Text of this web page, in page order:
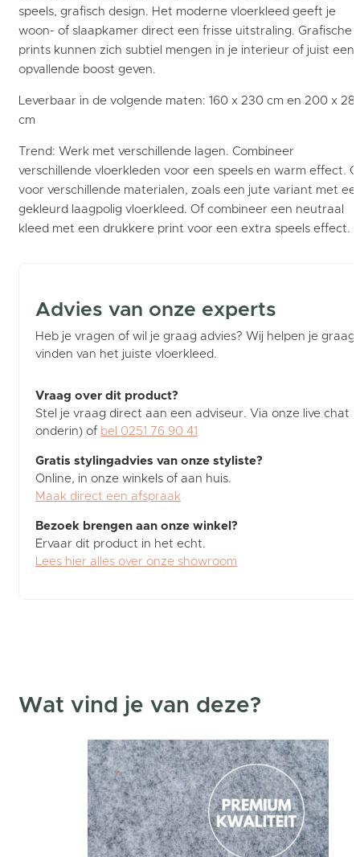
speels, grafisch design. Het moderne vloerkleed geeft je
woon- of slaapkamer direct een frisse uitstraling. Grafische
prints kunnen zich subtiel mengen in je interieur of juist een
opvallende boost geven.
Leverbaar in de volgende maten: 160 x 230 cm en 200 x
cm
Trend: Werk met verschillende lagen. Combineer
verschillende vloerkleden voor een speels en warm effect.
voor verschillende materialen, zoals een jute variant met
gekleurd laagpolig vloerkleed. Of combineer een neutraal
kleed met een drukkere print voor een extra speels effect.
Advies van onze experts
Heb je vragen of wil je graag advies? Wij helpen je graag
vinden van het juiste vloerkleed.
Vraag over dit product?
Stel je vraag direct aan een adviseur. Via onze live chat
onderin) of bel 0251 76 90 41
Gratis stylingadvies van onze styliste?
Online, in onze winkels of aan huis.
Maak direct een afspraak
Bezoek brengen aan onze winkel?
Ervaar dit product in het echt.
Lees hier alles over onze showroom
Wat vind je van deze?